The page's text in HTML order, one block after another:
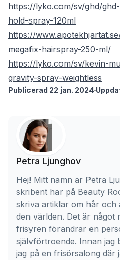
https://lyko.com/sv/ghd/
hold-spray-120ml
https://
megafix-hairspray-250-ml/
https://lyko.com/sv/kevin-
gravity-spray-weightless
Publicerad 22 jan. 2024
Petra Ljunghov
Hej! Mitt namn är Petra
skribent här på Beauty
skriva artiklar om hår och
den världen. Det är något
frisyren förändrar en
självförtroende. Innan jag
jag på en frisörsalong där